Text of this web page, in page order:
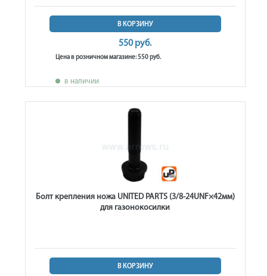
В КОРЗИНУ
550 руб.
Цена в розничном магазине: 550 руб.
в наличии
Болт крепления ножа UNITED PARTS (3/8-24UNF×42мм)
для газонокосилки
В КОРЗИНУ